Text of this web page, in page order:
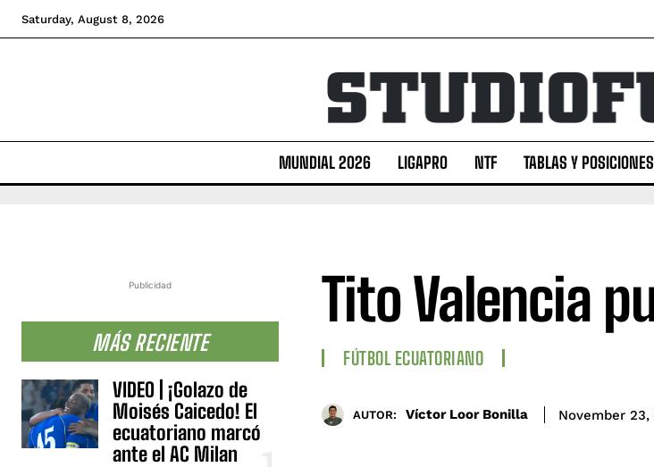
Saturday, August 8, 2026
MUNDIAL 2026 LIGAPRO NTF TABLAS Y POSICIONES
Publicidad
MÁS RECIENTE
VIDEO | ¡Golazo de
Moisés Caicedo! El
ecuatoriano marcó
ante el AC Milan
Tito Valencia
FÚTBOL ECUATORIANO
AUTOR: Víctor Loor Bonilla November 23,